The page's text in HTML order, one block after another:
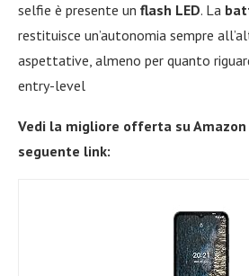
selfie è presente un flash LED. La
restituisce un’autonomia sempre
aspettative, almeno per quanto
entry-level
Vedi la migliore offerta su Amazon
seguente link: